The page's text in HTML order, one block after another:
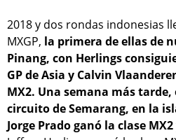
2018 y dos rondas indonesias
MXGP, la primera de ellas de
Pinang, con Herlings
GP de Asia y Calvin
MX2. Una semana más
circuito de Semarang, en la
Jorge Prado ganó la clase MX2